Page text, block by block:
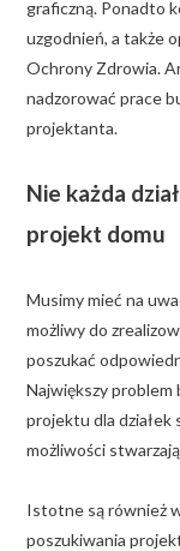
graficzną. Ponadto
uzgodnień, a także
Ochrony Zdrowia.
nadzorować prace
projektanta.
Nie każda
projekt domu
Musimy mieć na
możliwy do
poszukać
Największy problem
projektu dla działek
możliwości
Istotne są również
poszukiwania